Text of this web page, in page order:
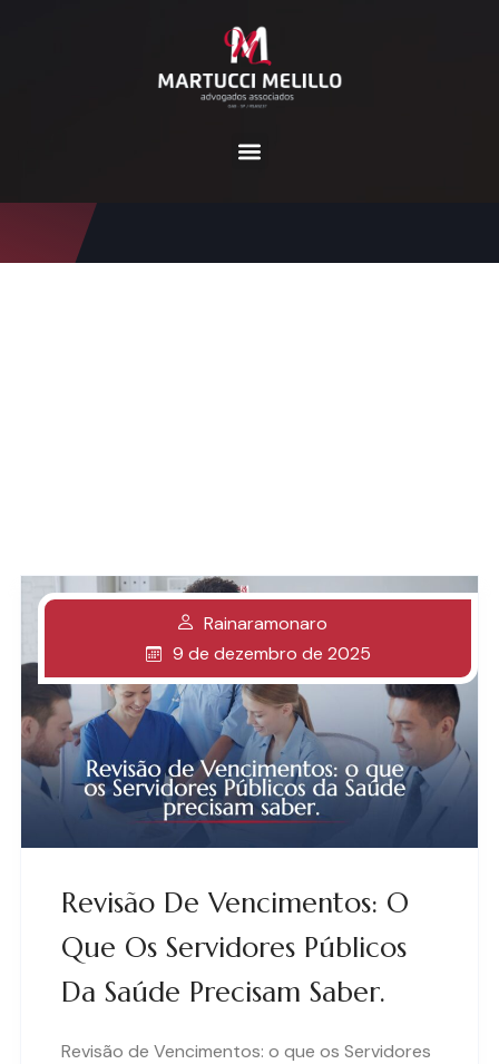
servidor público da s
aúde
Revisão De Vencimentos: O
Que Os Servidores Públicos
Da Saúde Precisam Saber.
Rainaramonaro
9 de dezembro de 2025
Revisão de Vencimentos: o que os Servidores